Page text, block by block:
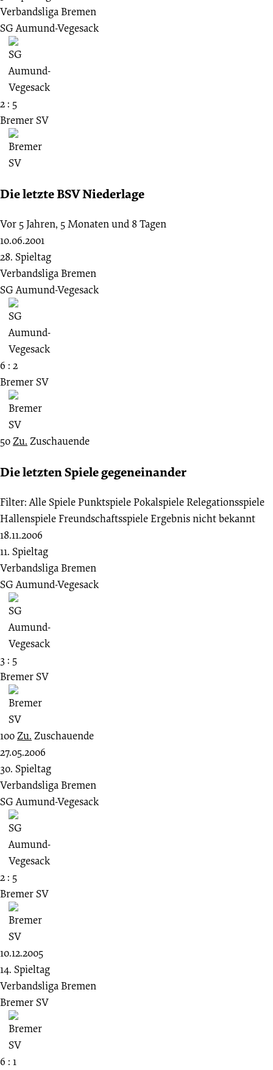
Verbandsliga Bremen
SG Aumund-Vegesack
2 : 5
Bremer SV
Die letzte BSV Niederlage
Vor 5 Jahren, 5 Monaten und 8 Tagen
10.06.2001
28. Spieltag
Verbandsliga Bremen
SG Aumund-Vegesack
6 : 2
Bremer SV
50Zu. Zuschauende
Die letzten Spiele gegeneinander
Filter: Alle SpielePunktspielePokalspieleRelegationsspiele
HallenspieleFreundschaftsspieleErgebnis nicht bekannt
18.11.2006
11. Spieltag
Verbandsliga Bremen
SG Aumund-Vegesack
3 : 5
Bremer SV
100Zu. Zuschauende
27.05.2006
30. Spieltag
Verbandsliga Bremen
SG Aumund-Vegesack
2 : 5
Bremer SV
10.12.2005
14. Spieltag
Verbandsliga Bremen
Bremer SV
6 : 1